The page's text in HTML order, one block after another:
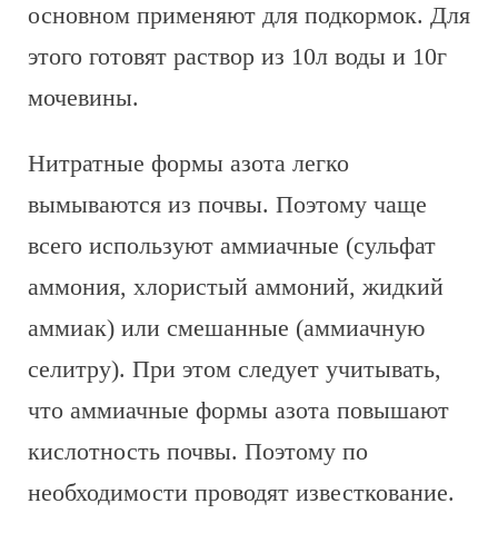
основном применяют для подкормок. Для
этого готовят раствор из 10л воды и 10г
мочевины.
Нитратные формы азота легко
вымываются из почвы. Поэтому чаще
всего используют аммиачные (сульфат
аммония, хлористый аммоний, жидкий
аммиак) или смешанные (аммиачную
селитру). При этом следует учитывать,
что аммиачные формы азота повышают
кислотность почвы. Поэтому по
необходимости проводят известкование.